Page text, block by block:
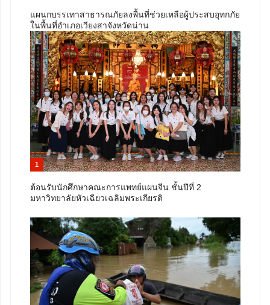
แผนกบรรเทาสาธารณภัยลงพื้นที่ช่วยเหลือผู้ประสบอุทกภัย
ในพื้นที่อำเภอเวียงสาจังหวัดน่าน
1
ต้อนรับนักศึกษาคณะการแพทย์แผนจีน ชั้นปีที่ 2
มหาวิทยาลัยหัวเฉียวเฉลิมพระเกียรติ